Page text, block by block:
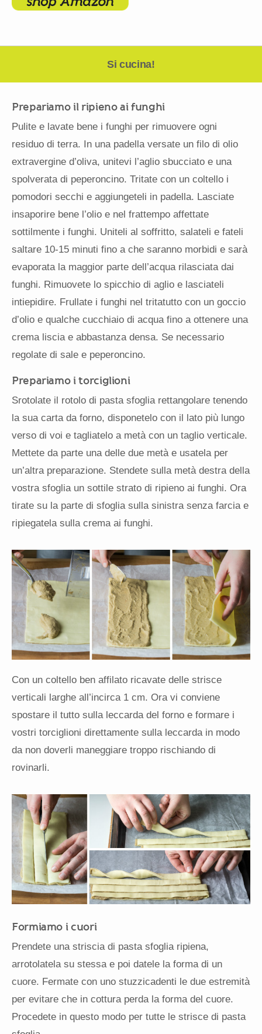
Si cucina!
Prepariamo il ripieno ai funghi
Pulite e lavate bene i funghi per rimuovere ogni
residuo di terra. In una padella versate un filo di olio
extravergine d’oliva, unitevi l’aglio sbucciato e una
spolverata di peperoncino. Tritate con un coltello i
pomodori secchi e aggiungeteli in padella. Lasciate
insaporire bene l’olio e nel frattempo affettate
sottilmente i funghi. Uniteli al soffritto, salateli e fateli
saltare 10-15 minuti fino a che saranno morbidi e sarà
evaporata la maggior parte dell’acqua rilasciata dai
funghi. Rimuovete lo spicchio di aglio e lasciateli
intiepidire. Frullate i funghi nel tritatutto con un goccio
d’olio e qualche cucchiaio di acqua fino a ottenere una
crema liscia e abbastanza densa. Se necessario
regolate di sale e peperoncino.
Prepariamo i torciglioni
Srotolate il rotolo di pasta sfoglia rettangolare tenendo
la sua carta da forno, disponetelo con il lato più lungo
verso di voi e tagliatelo a metà con un taglio verticale.
Mettete da parte una delle due metà e usatela per
un’altra preparazione. Stendete sulla metà destra della
vostra sfoglia un sottile strato di ripieno ai funghi. Ora
tirate su la parte di sfoglia sulla sinistra senza farcia e
ripiegatela sulla crema ai funghi.
Con un coltello ben affilato ricavate delle strisce
verticali larghe all’incirca 1 cm. Ora vi conviene
spostare il tutto sulla leccarda del forno e formare i
vostri torciglioni direttamente sulla leccarda in modo
da non doverli maneggiare troppo rischiando di
rovinarli.
Formiamo i cuori
Prendete una striscia di pasta sfoglia ripiena,
arrotolatela su stessa e poi datele la forma di un
cuore. Fermate con uno stuzzicadenti le due estremità
per evitare che in cottura perda la forma del cuore.
Procedete in questo modo per tutte le strisce di pasta